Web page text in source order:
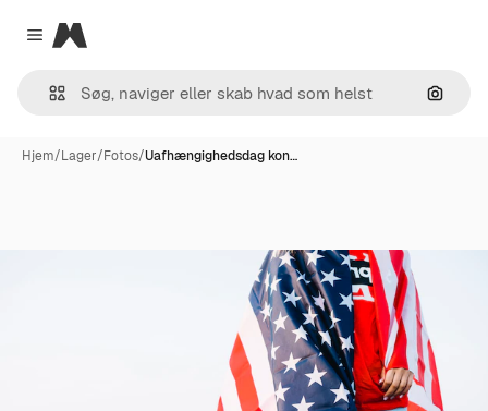
Close menu
Magnific
Søg
Hjem/Lager/Fotos/Uafhængighedsdag kon…